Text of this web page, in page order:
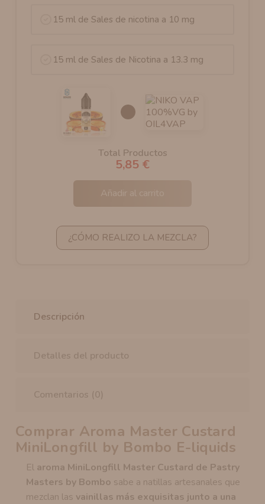
15 ml de Sales de nicotina a 10 mg
15 ml de Sales de Nicotina a 13.3 mg
Total Productos
5,85 €
Añadir al carrito
¿CÓMO REALIZO LA MEZCLA?
Descripción
Detalles del producto
Comentarios (0)
Comprar Aroma Master Custard
MiniLongfill by Bombo E-liquids
El aroma MiniLongfill Master Custard de Pastry
Masters by Bombo sabe a natillas artesanales que
mezclan las vainillas más exquisitas junto a una